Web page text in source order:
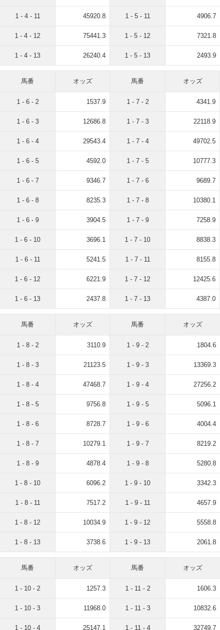
1 - 4 - 11 45920.8
1 - 4 - 12 75441.3
1 - 4 - 13 26240.4
1 - 5 - 11 4906.7
1 - 5 - 12 7321.8
1 - 5 - 13 2493.9
馬番 オッズ
1 - 6 - 2 1537.9
1 - 6 - 3 12686.8
1 - 6 - 4 29543.4
1 - 6 - 5 4592.0
1 - 6 - 7 9346.7
1 - 6 - 8 8235.3
1 - 6 - 9 3904.5
1 - 6 - 10 3696.1
1 - 6 - 11 5241.5
1 - 6 - 12 6221.9
1 - 6 - 13 2437.8
馬番 オッズ
1 - 7 - 2 4341.9
1 - 7 - 3 22118.9
1 - 7 - 4 49702.5
1 - 7 - 5 10777.3
1 - 7 - 6 9689.7
1 - 7 - 8 10380.1
1 - 7 - 9 7258.9
1 - 7 - 10 8838.3
1 - 7 - 11 8155.8
1 - 7 - 12 12425.6
1 - 7 - 13 4387.0
馬番 オッズ
1 - 8 - 2 3110.9
1 - 8 - 3 21123.5
1 - 8 - 4 47468.7
1 - 8 - 5 9756.8
1 - 8 - 6 8728.7
1 - 8 - 7 10279.1
1 - 8 - 9 4878.4
1 - 8 - 10 6096.2
1 - 8 - 11 7517.2
1 - 8 - 12 10034.9
1 - 8 - 13 3738.6
馬番 オッズ
1 - 9 - 2 1804.6
1 - 9 - 3 13369.3
1 - 9 - 4 27256.2
1 - 9 - 5 5096.1
1 - 9 - 6 4004.4
1 - 9 - 7 8219.2
1 - 9 - 8 5280.8
1 - 9 - 10 3342.3
1 - 9 - 11 4657.9
1 - 9 - 12 5558.8
1 - 9 - 13 2061.8
馬番 オッズ
1 - 10 - 2 1257.3
1 - 10 - 3 11968.0
1 - 10 - 4 25147.1
馬番 オッズ
1 - 11 - 2 1606.3
1 - 11 - 3 10832.6
1 - 11 - 4 32749.7